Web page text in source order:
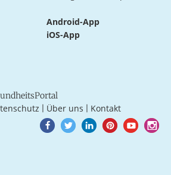
Android-App
iOS-App
Über uns Kontakt